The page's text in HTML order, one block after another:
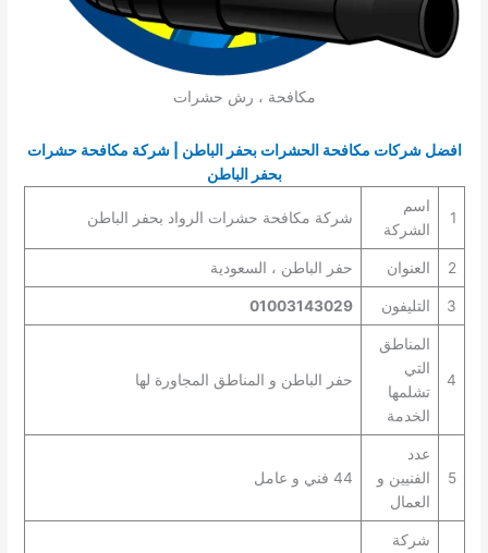
مكافحة ، رش حشرات
افضل شركات مكافحة الحشرات بحفر الباطن | شركة مكافحة حشرات
بحفر الباطن
1
اسم
الشركة
شركة مكافحة حشرات الرواد بحفر الباطن
2 العنوان حفر الباطن ، السعودية
3 التليفون 01003143029
4
المناطق
التي
تشلمها
الخدمة
حفر الباطن و المناطق المجاورة لها
5
عدد
الفنيين و
العمال
44 فني و عامل
شركة